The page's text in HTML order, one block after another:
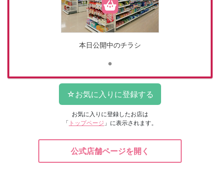
本日公開中のチラシ
お気に入りに登録したお店は
「 トップページ 」に表示されます。
公式店舗ページを開く